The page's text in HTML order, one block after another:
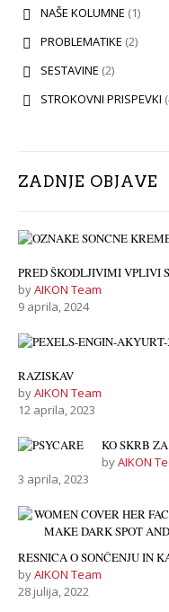
NAŠE KOLUMNE (1)
PROBLEMATIKE (2)
SESTAVINE (2)
STROKOVNI PRISPEVKI
ZADNJE OBJAVE
PRED ŠKODLJIVIMI VPLIVI
byAIKON Team
9 aprila, 2024
RAZISKAV
byAIKON Team
12 aprila, 2023
KO SKRB
byAIKON
3 aprila, 2023
RESNICA O SONČENJU IN
byAIKON Team
28 julija, 2022